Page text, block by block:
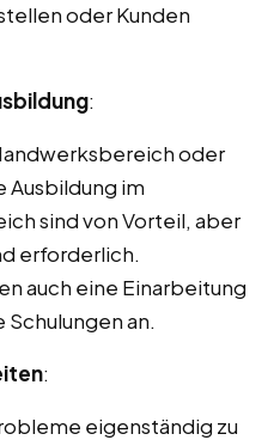
oder Kunden
:
oder
Ausbildung im
sind von Vorteil, aber
erforderlich.
auch eine Einarbeitung
an.
:
eigenständig zu